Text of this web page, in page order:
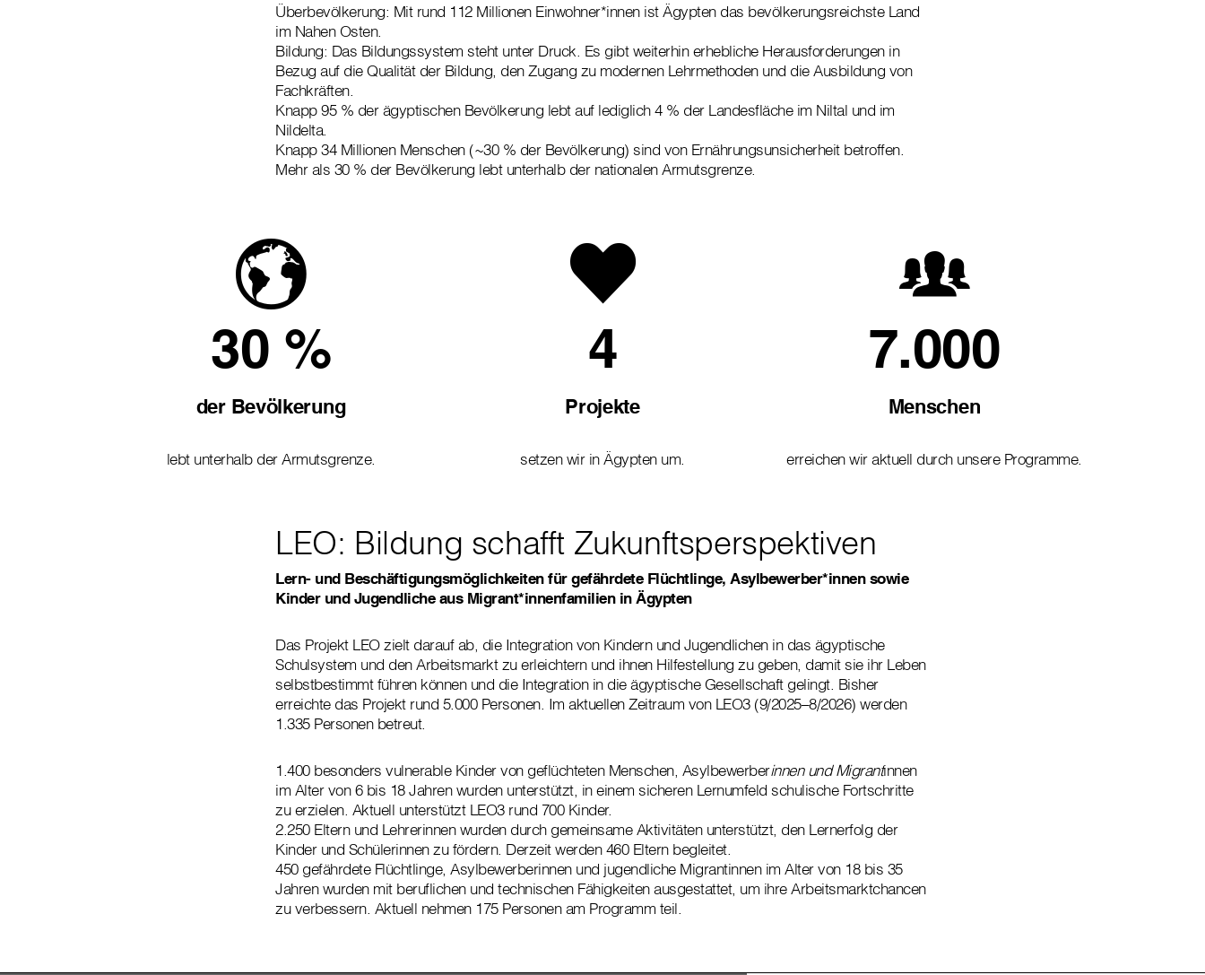
Überbevölkerung: Mit rund 112 Millionen Einwohner*innen ist Ägypten das bevölkerungsreichste Land
im Nahen Osten.
Bildung: Das Bildungssystem steht unter Druck. Es gibt weiterhin erhebliche Herausforderungen in
Bezug auf die Qualität der Bildung, den Zugang zu modernen Lehrmethoden und die Ausbildung von
Fachkräften.
Knapp 95 % der ägyptischen Bevölkerung lebt auf lediglich 4 % der Landesfläche im Niltal und im
Nildelta.
Knapp 34 Millionen Menschen (~30 % der Bevölkerung) sind von Ernährungsunsicherheit betroffen.
Mehr als 30 % der Bevölkerung lebt unterhalb der nationalen Armutsgrenze.
30 %
der Bevölkerung
lebt unterhalb der Armutsgrenze.
4
Projekte
setzen wir in Ägypten um.
7.000
Menschen
erreichen wir aktuell durch unsere Programme.
LEO: Bildung schafft Zukunftsperspektiven
Lern- und Beschäftigungsmöglichkeiten für gefährdete Flüchtlinge, Asylbewerber*innen sowie
Kinder und Jugendliche aus Migrant*innenfamilien in Ägypten
Das Projekt LEO zielt darauf ab, die Integration von Kindern und Jugendlichen in das ägyptische
Schulsystem und den Arbeitsmarkt zu erleichtern und ihnen Hilfestellung zu geben, damit sie ihr Leben
selbstbestimmt führen können und die Integration in die ägyptische Gesellschaft gelingt. Bisher
erreichte das Projekt rund 5.000 Personen. Im aktuellen Zeitraum von LEO3 (9/2025–8/2026) werden
1.335 Personen betreut.
1.400 besonders vulnerable Kinder von geflüchteten Menschen, Asylbewerberinnen und Migrantinnen
im Alter von 6 bis 18 Jahren wurden unterstützt, in einem sicheren Lernumfeld schulische Fortschritte
zu erzielen. Aktuell unterstützt LEO3 rund 700 Kinder.
2.250 Eltern und Lehrerinnen wurden durch gemeinsame Aktivitäten unterstützt, den Lernerfolg der
Kinder und Schülerinnen zu fördern. Derzeit werden 460 Eltern begleitet.
450 gefährdete Flüchtlinge, Asylbewerberinnen und jugendliche Migrantinnen im Alter von 18 bis 35
Jahren wurden mit beruflichen und technischen Fähigkeiten ausgestattet, um ihre Arbeitsmarktchancen
zu verbessern. Aktuell nehmen 175 Personen am Programm teil.